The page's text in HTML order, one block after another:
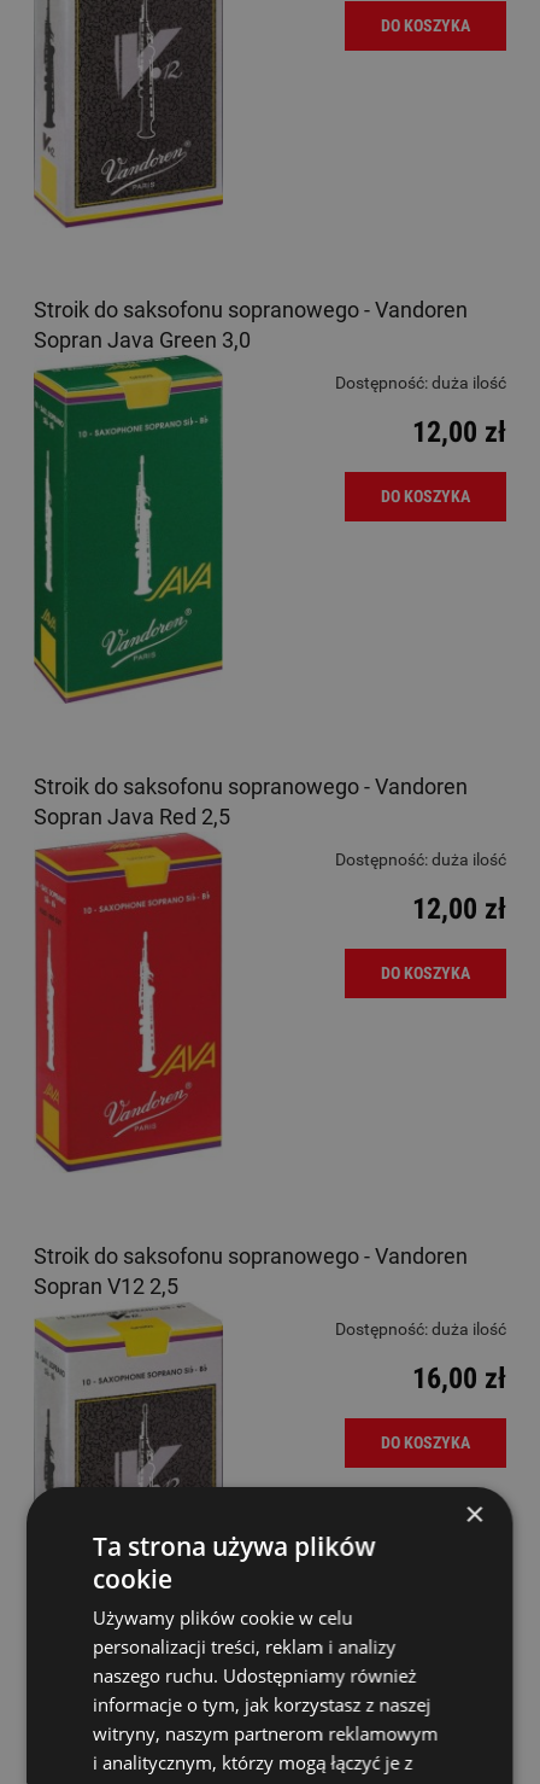
DO KOSZYKA
Stroik do saksofonu sopranowego - Vandoren
Sopran Java Green 3,0
Dostępność:duża ilość
12,00 zł
DO KOSZYKA
Stroik do saksofonu sopranowego - Vandoren
Sopran Java Red 2,5
Dostępność:duża ilość
12,00 zł
DO KOSZYKA
Stroik do saksofonu sopranowego - Vandoren
Sopran V12 2,5
Dostępność:duża ilość
16,00 zł
DO KOSZYKA
Stroik do saksofonu sopranowego - Vandoren
Sopran V16 2,5
×
Ta strona używa plików
cookie
Używamy plików cookie w celu
personalizacji treści, reklam i analizy
naszego ruchu. Udostępniamy również
informacje o tym, jak korzystasz z naszej
witryny, naszym partnerom reklamowym
i analitycznym, którzy mogą łączyć je z